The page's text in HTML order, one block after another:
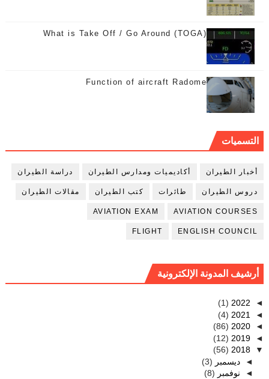
What is Take Off / Go Around (TOGA)
Function of aircraft Radome
التسميات
أخبار الطيران أكاديميات ومدارس الطيران دراسة الطيران
دروس الطيران طائرات كتب الطيران مقالات الطيران
AVIATION COURSES
AVIATION EXAM
ENGLISH COUNCIL
FLIGHT
أرشيف المدونة الإلكترونية
◄
2022
(1)
◄
2021
(4)
◄
2020
(86)
◄
2019
(12)
▼
2018
(56)
◄ ديسمبر (3)
◄ نوفمبر (8)